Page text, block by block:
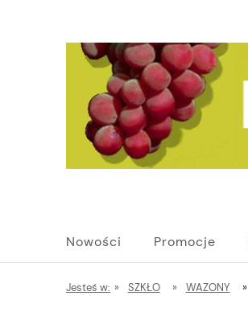
Nowości Promocje
Jesteś w: » SZKŁO » WAZONY »